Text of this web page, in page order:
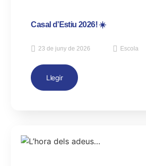
Casal d’Estiu 2026! ☀️
23 de juny de 2026 Escola
Llegir